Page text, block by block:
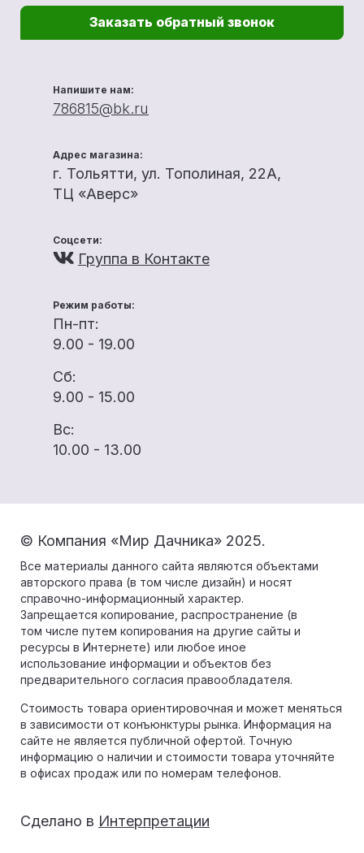
Заказать обратный звонок
Напишите нам:
786815@bk.ru
Адрес магазина:
г. Тольятти, ул. Тополиная, 22А,
ТЦ «Аверс»
Соцсети:
Группа в Контакте
Режим работы:
Пн-пт:
9.00 - 19.00
Сб:
9.00 - 15.00
Вс:
10.00 - 13.00
© Компания «Мир Дачника» 2025.
Все материалы данного сайта являются объектами
авторского права (в том числе дизайн) и носят
справочно-информационный характер.
Запрещается копирование, распространение (в
том числе путем копирования на другие сайты и
ресурсы в Интернете) или любое иное
использование информации и объектов без
предварительного согласия правообладателя.
Стоимость товара ориентировочная и может меняться
в зависимости от конъюнктуры рынка. Информация на
сайте не является публичной офертой. Точную
информацию о наличии и стоимости товара уточняйте
в офисах продаж или по номерам телефонов.
Сделано в Интерпретации